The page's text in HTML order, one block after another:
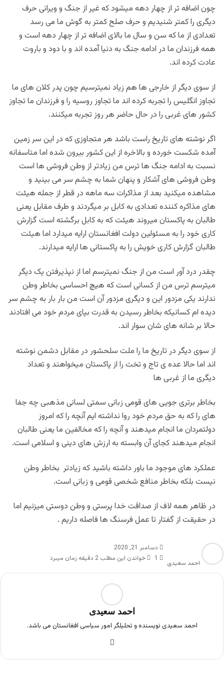
چون اضافه تر از چهار دهه میشود که غیر از جنگ و ویرانی حرف
دیگری را کمتر شنیدیم و حرف صلح کمتر به گوش ما می رسد
تعدادی از ما که سن و سال ما بالای اضافه تر از چهار دهه است و
همه فرزندان ما در ادامه جنگ به دنیا آمده اند و با دود و باروت
عادت کرده اند.
از سوی دیگر از خارجی ها هم زیاد نمیترسیم چون پدر کلان های ما
تجاوز انگلیس را تجربه کرده اند ما تجاوز روسیه را و فرزندان ما تجاوز
کشور های غربی را در حال حاضر هر روز تجربه میکنند.
اگر نوشته های تاریخ راست باشد هر متجاوزی که در این سر زمین
آمده شکست خورده و بالاخره از این کشور بیرون شده اما متاسفانه
نسبت به ادامه جنگ ها ترس من زیادتر از وطن فروشی ها است
وطن فروشی های آشکار و پنهان شما به چشم سر می بینید و
مشاهده میکنید بعد از مذاکرات سه ماهه در قطر از جمله هیئت
های مذاکره کننده تعدادی به کابل بر میگردند و طرف مقابل یعنی
طالبان به پاکستان میروند هیئت که به کابل برگشته است گزارش
کاری خود را به مسئولین دولت افغانستان ارایه میدارد اما هیئت
طالبان گزارش کاری خویش را به پاکستانی ها ارایه میدارند.
چقدر درد آور است من از جنگ نمیترسم اما از نپذیرفتن یک دیگر
میترسم ترس من از کسانی است که هیچ احساسی بخاطر وطن
ندارند یکی مزدور این و دیگری مزدور آن است من بار بار به چشم سر
دیده ام کسانیکه بخاطر رسیدن به قدرت بپای مردم خود می افتادند
حالا بر شانه های شان سوار اند.
از سوی دیگر در تاریخ ما را ملت سلحشور در مقابل دشمن نوشته
اند اما حالا عده ی تاج و تخت را از پاکستان میخواهند و تعداد
دیگری ما از غربی ها
بخاطر برتری جویی های قومی زبانی سمتی لسانی مذهبی چه جفا
های را که به حق مردم خود روا نداشته ایم آنچه را که امروز
دولتمردان ما انجام میدهند و آنچه را که مخالفین ما یعنی طالبان
انجام میدهند کجای آن وابسته به ارزش های دینی و اسلامی است.
عملکرد های موجود ما باور داشته باشید که زیادتر بخاطر وطن
نیست بلکه بخاطر منافع شخصی قومی و زبانی است.
در ظاهر همه لاف از صداقت خدا پرستی و وطن دوستی میزنیم اما
در حقیقت از گفتار تا عمل فرسنگ ها فاصله داریم .
احمد سعیدی
دسامبر 21, 2020
1
خواندن این مطلب 2 دقیقه زمان میبرد
احمد سعیدی
احمد سعیدی نویسنده و تحلیلگر امور سیاسی افغانستان می باشد.